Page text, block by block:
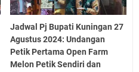
Jadwal Pj Bupati Kuningan 27
Agustus 2024: Undangan
Petik Pertama Open Farm
Melon Petik Sendiri dan